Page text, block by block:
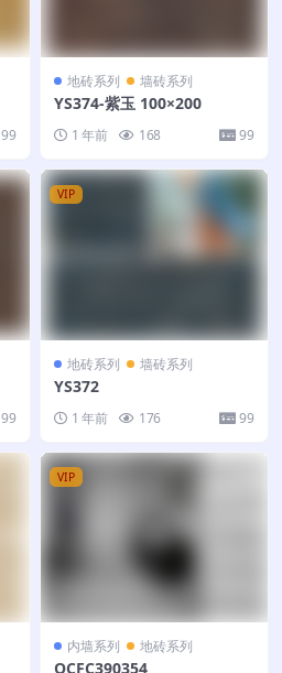
99
地砖系列 墙砖系列
YS374-紫玉 100×200
1 年前 168 99
99
VIP
地砖系列 墙砖系列
YS372
1 年前 176 99
VIP
内墙系列 地砖系列
QCFC390354